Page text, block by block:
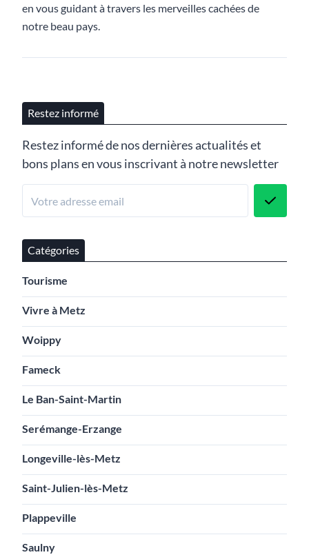
en vous guidant à travers les merveilles cachées de
notre beau pays.
Restez informé
Restez informé de nos dernières actualités et
bons plans en vous inscrivant à notre newsletter
Catégories
Tourisme
Vivre à Metz
Woippy
Fameck
Le Ban-Saint-Martin
Serémange-Erzange
Longeville-lès-Metz
Saint-Julien-lès-Metz
Plappeville
Saulny